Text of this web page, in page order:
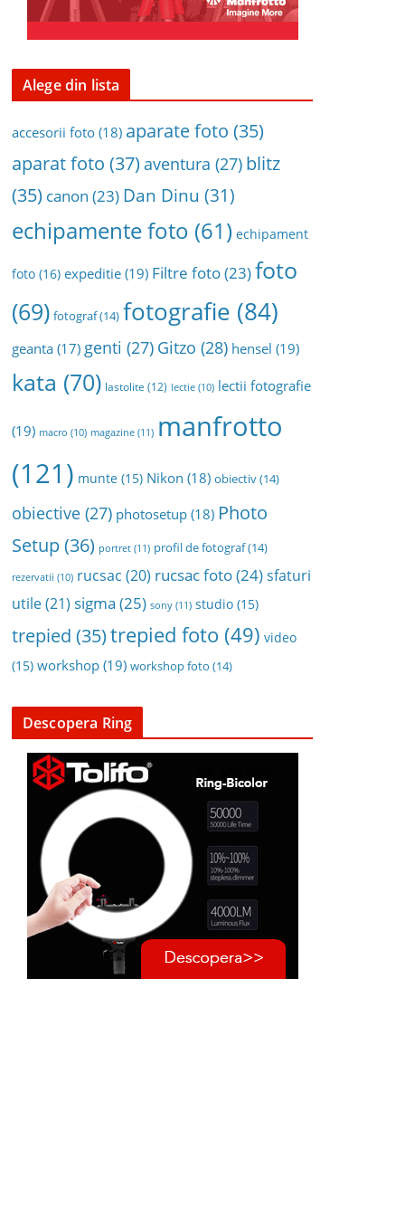
Alege din lista
accesorii foto (18) aparate foto (35)
aparat foto (37) aventura (27) blitz
(35) canon (23) Dan Dinu (31)
echipamente foto (61) echipament
foto (16) expeditie (19) Filtre foto(23)foto
(69) fotograf(14) fotografie (84)
geanta (17) genti (27) Gitzo (28) hensel (19)
kata (70) lastolite (12) lectie (10) lectii fotografie
(19) macro (10) magazine (11) manfrotto
(121) munte (15) Nikon (18) obiectiv(14)
obiective (27) photosetup (18) Photo
Setup(36) portret (11) profil de fotograf(14)
rezervatii (10) rucsac (20) rucsac foto(24)sfaturi
utile(21) sigma (25) sony (11) studio (15)
trepied (35)trepied foto (49) video
(15) workshop (19) workshop foto (14)
Descopera Ring